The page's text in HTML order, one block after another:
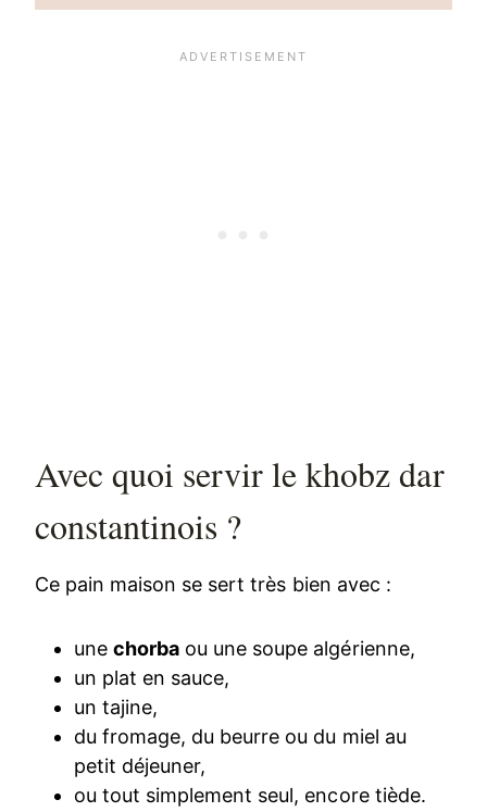
Avec quoi servir le khobz dar
constantinois ?
Ce pain maison se sert très bien avec :
unechorba ou une soupe algérienne,
un plat en sauce,
un tajine,
du fromage, du beurre ou du miel au
petit déjeuner,
ou tout simplement seul, encore tiède.